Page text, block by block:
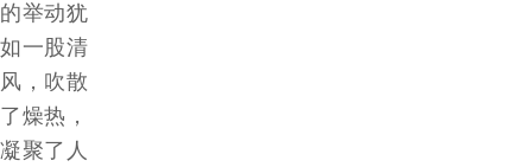
的举动犹
如一股清
风，吹散
了燥热，
凝聚了人